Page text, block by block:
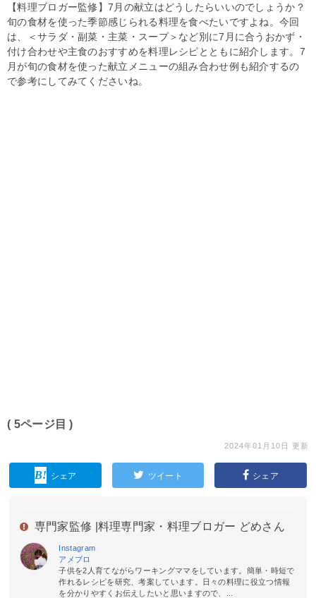
【料理ブロガー監修】7月の献立はどうしたらいいのでしょうか？
旬の食材を使った季節感じられる料理を食べたいですよね。今回
は、＜サラダ・副菜・主菜・スープ＞など別に7月に合うおかず・
付け合わせや主食のおすすめを料理レシピとともに紹介します。7
月が旬の食材を使った献立メニューの組み合わせ例も紹介するの
で参考にしてみてくださいね。
( 5ページ目 )
2024年01月10日 更新
シェア ツイート シェア
専門家監修 | 料理専門家・料理ブロガー どめさん
Instagram
アメブロ
子供を2人育てながらワーキングママをしています。簡単・時短で
作れるレシピを研究、考案しています。日々の料理に役立つ情報
を分かりやすくお伝えしたいと思いますので、...